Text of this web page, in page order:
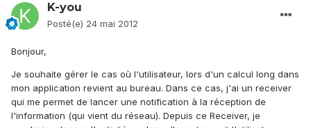
K-you
Posté(e) 24 mai 2012
Bonjour,
Je souhaite gérer le cas où l'utilisateur, lors d'un calcul long dans
mon application revient au bureau. Dans ce cas, j'ai un receiver
qui me permet de lancer une notification à la réception de
l'information (qui vient du réseau). Depuis ce Receiver, je